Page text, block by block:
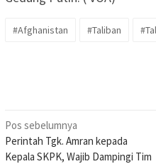
#Afghanistan #Taliban
Navigasi
pos
Pos sebelumnya
Perintah Tgk. Amran kepada
Kepala SKPK, Wajib Dampingi Tim